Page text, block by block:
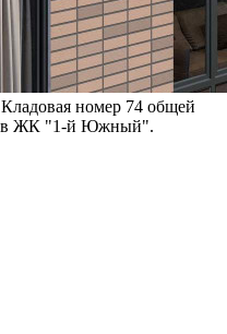
номер 74 общей
в ЖК "1-й Южный".